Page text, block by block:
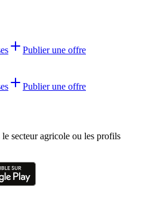
Publier une offre
Publier une offre
secteur agricole ou les profils